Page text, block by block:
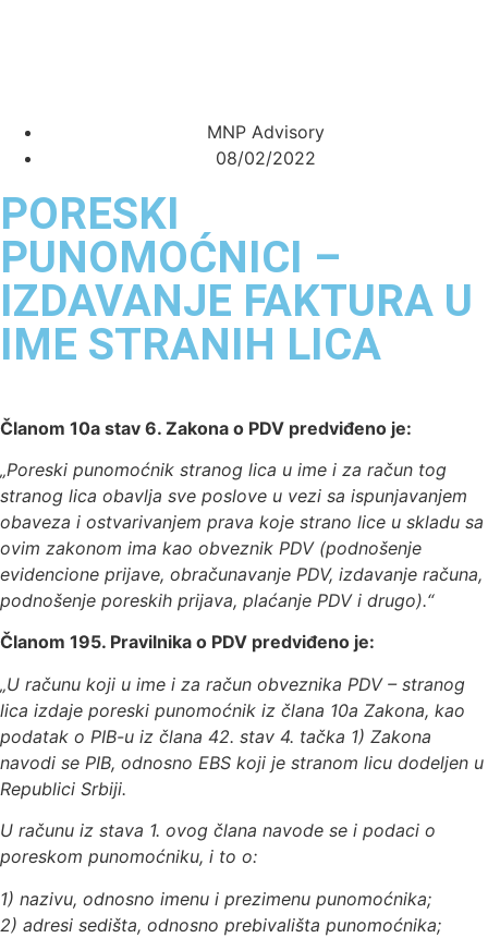
MNP Advisory
08/02/2022
PORESKI
PUNOMOĆNICI –
IZDAVANJE FAKTURA U
IME STRANIH LICA
Članom 10a stav 6. Zakona o PDV predviđeno je:
„Poreski punomoćnik stranog lica u ime i za račun tog
stranog lica obavlja sve poslove u vezi sa ispunjavanjem
obaveza i ostvarivanjem prava koje strano lice u skladu sa
ovim zakonom ima kao obveznik PDV (podnošenje
evidencione prijave, obračunavanje PDV, izdavanje računa,
podnošenje poreskih prijava, plaćanje PDV i drugo).“
Članom 195. Pravilnika o PDV predviđeno je:
„U računu koji u ime i za račun obveznika PDV – stranog
lica izdaje poreski punomoćnik iz člana 10a Zakona, kao
podatak o PIB-u iz člana 42. stav 4. tačka 1) Zakona
navodi se PIB, odnosno EBS koji je stranom licu dodeljen u
Republici Srbiji.
U računu iz stava 1. ovog člana navode se i podaci o
poreskom punomoćniku, i to o:
1) nazivu, odnosno imenu i prezimenu punomoćnika;
2) adresi sedišta, odnosno prebivališta punomoćnika;